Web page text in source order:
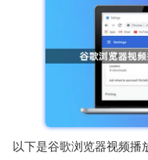
以下是谷歌浏览器视频播